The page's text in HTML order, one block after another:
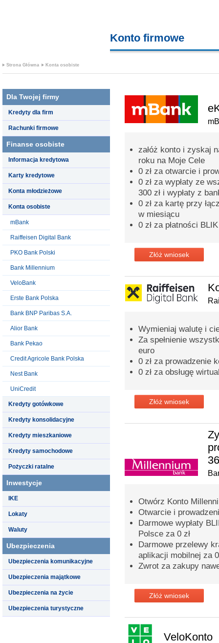
Konto firmowe
Strona Główna Konta osobiste
Dla Twojej firmy
Kredyty dla firm
Rachunki firmowe
Finanse osobiste
Informacja kredytowa
Karty kredytowe
Konta młodzieżowe
Konta osobiste
mBank
Raiffeisen Digital Bank
PKO Bank Polski
Bank Millennium
VeloBank
Erste Bank Polska
Bank BNP Paribas S.A.
Alior Bank
Bank Pekao
Credit Agricole Bank Polska
Nest Bank
UniCredit
Kredyty gotówkowe
Kredyty konsolidacyjne
Kredyty mieszkaniowe
Kredyty samochodowe
Pożyczki ratalne
Inwestycje
IKE
Lokaty
Waluty
Ubezpieczenia
Ubezpieczenia komunikacyjne
Ubezpieczenia majątkowe
Ubezpieczenia na życie
Ubezpieczenia turystyczne
załóż konto i zyskaj
roku na Moje Cele
0 zł za otwarcie i
0 zł za wypłaty ze
300 zł i wypłaty z
0 zł za kartę przy
w miesiącu
0 zł za płatności
Złóż wniosek
Wymieniaj walutę i
Za spełnienie
euro
0 zł za prowadzenie
0 zł za obsługę
Złóż wniosek
Otwórz Konto
Otwarcie i
Darmowe wypłaty
Polsce za 0 zł
Darmowe przelewy
aplikacji mobilnej za 0
Zwrot za zakupy
Złóż wniosek
VeloKonto